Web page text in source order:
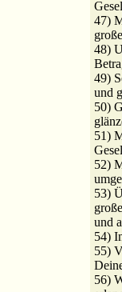
47)
48)
49)
und
50)
51)
52)
53)
und
54)
55)
56)